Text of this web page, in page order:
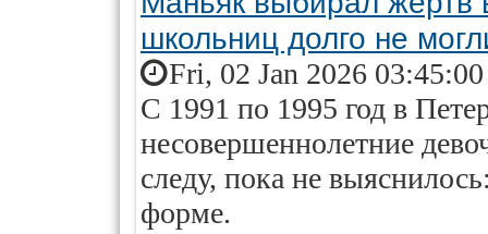
школьниц долго не
Fri, 02 Jan 2026
С 1991 по 1995 год в
несовершеннолетние
следу, пока не
форме.